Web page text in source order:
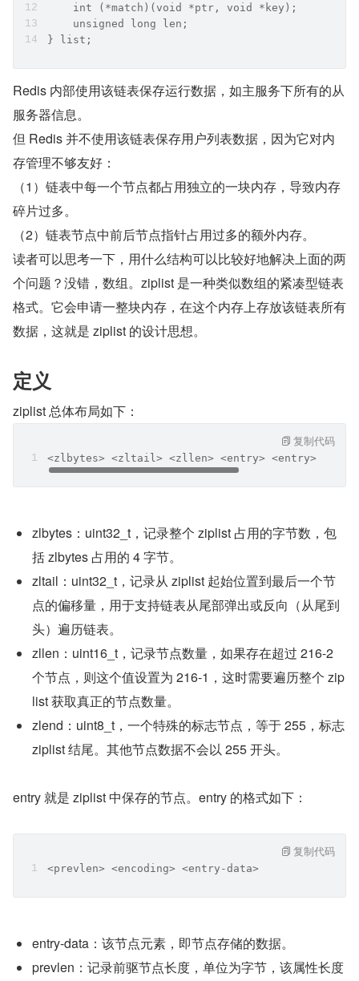
    int (*match)(void *ptr, void *key);
    unsigned long len;
} list;
Redis 内部使用该链表保存运行数据，如主服务下所有的从
服务器信息。
但 Redis 并不使用该链表保存用户列表数据，因为它对内
存管理不够友好：
（1）链表中每一个节点都占用独立的一块内存，导致内存
碎片过多。
（2）链表节点中前后节点指针占用过多的额外内存。
读者可以思考一下，用什么结构可以比较好地解决上面的两
个问题？没错，数组。ziplist 是一种类似数组的紧凑型链表
格式。它会申请一整块内存，在这个内存上存放该链表所有
数据，这就是 ziplist 的设计思想。
定义
ziplist 总体布局如下：
<zlbytes> <zltail> <zllen> <entry> <entry> ...
复制代码
zlbytes：uint32_t，记录整个 ziplist 占用的字节数，包
括 zlbytes 占用的 4 字节。
zltail：uint32_t，记录从 ziplist 起始位置到最后一个节
点的偏移量，用于支持链表从尾部弹出或反向（从尾到
头）遍历链表。
zllen：uint16_t，记录节点数量，如果存在超过 216-2
个节点，则这个值设置为 216-1，这时需要遍历整个 zip
list 获取真正的节点数量。
zlend：uint8_t，一个特殊的标志节点，等于 255，标志
ziplist 结尾。其他节点数据不会以 255 开头。
entry 就是 ziplist 中保存的节点。entry 的格式如下：
<prevlen> <encoding> <entry-data>
复制代码
entry-data：该节点元素，即节点存储的数据。
prevlen：记录前驱节点长度，单位为字节，该属性长度